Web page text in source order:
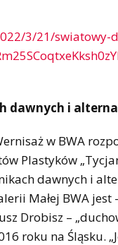
3/21/swiatowy-
dawnych i
w BWA
Plastyków
dawnych i
Małej BWA
Drobisz –
roku na Śląsku.